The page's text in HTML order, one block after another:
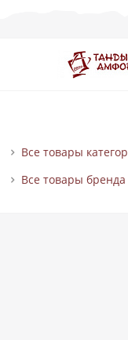
Все товары
Все товары бренда